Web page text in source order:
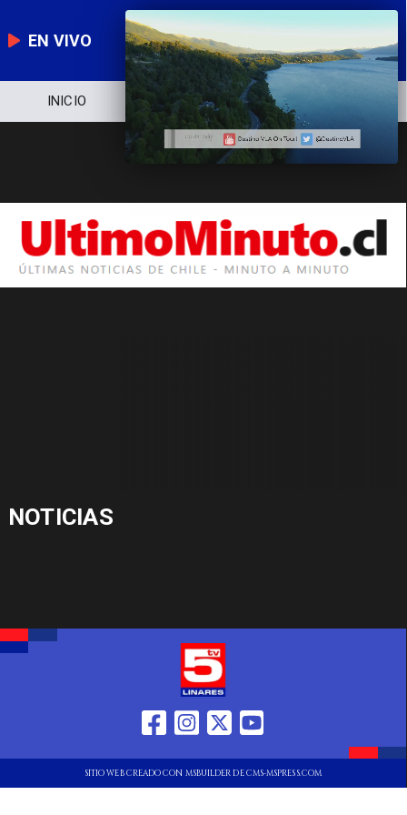
EN VIVO
INICIO NOTICIERO POLÍTICA
NOTICIAS
SITIO WEB CREADO CON MSBUILDER DE CMS-MSPRESS.COM